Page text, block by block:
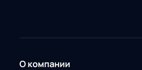
О компании